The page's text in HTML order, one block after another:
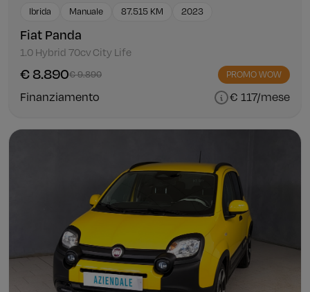
Ibrida Manuale 87.515 KM 2023
Fiat Panda
1.0 Hybrid 70cv City Life
€ 8.890€ 9.890 PROMO WOW
Finanziamento € 117/mese